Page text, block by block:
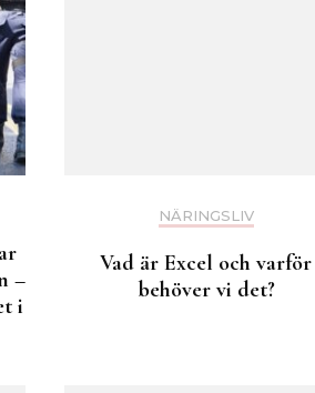
–
i
NÄRINGSLIV
Vad är Excel och varför
behöver vi det?